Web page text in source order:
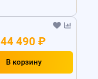
44 490 ₽
В корзину